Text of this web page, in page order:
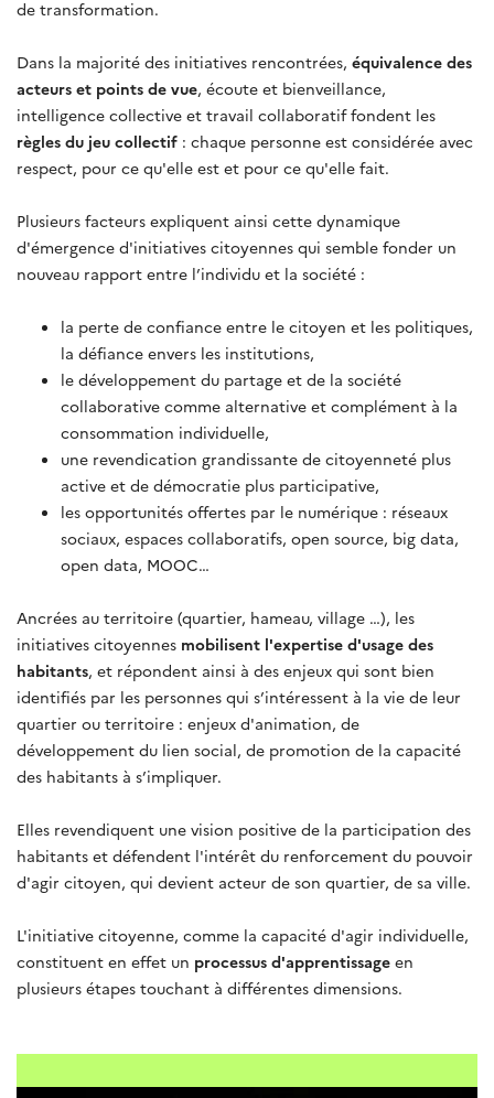
de transformation.
Dans la majorité des initiatives rencontrées, équivalence des
acteurs et points de vue, écoute et bienveillance,
intelligence collective et travail collaboratif fondent les
règles du jeu collectif : chaque personne est considérée avec
respect, pour ce qu'elle est et pour ce qu'elle fait.
Plusieurs facteurs expliquent ainsi cette dynamique
d'émergence d'initiatives citoyennes qui semble fonder un
nouveau rapport entre l’individu et la société :
la perte de confiance entre le citoyen et les politiques,
la défiance envers les institutions,
le développement du partage et de la société
collaborative comme alternative et complément à la
consommation individuelle,
une revendication grandissante de citoyenneté plus
active et de démocratie plus participative,
les opportunités offertes par le numérique : réseaux
sociaux, espaces collaboratifs, open source, big data,
open data, MOOC…
Ancrées au territoire (quartier, hameau, village …), les
initiatives citoyennes mobilisent l'expertise d'usage des
habitants, et répondent ainsi à des enjeux qui sont bien
identifiés par les personnes qui s’intéressent à la vie de leur
quartier ou territoire : enjeux d'animation, de
développement du lien social, de promotion de la capacité
des habitants à s’impliquer.
Elles revendiquent une vision positive de la participation des
habitants et défendent l'intérêt du renforcement du pouvoir
d'agir citoyen, qui devient acteur de son quartier, de sa ville.
L'initiative citoyenne, comme la capacité d'agir individuelle,
constituent en effet un processus d'apprentissage en
plusieurs étapes touchant à différentes dimensions.